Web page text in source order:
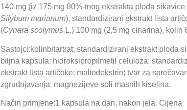
140 mg (iz 175 mg 80%-tnog ekstrakta ploda sikavice
Silybum marianum), standardizirani ekstrakt lista
(Cynara scolymus L.) 100 mg (2,5 mg cinarina), kolin
Sastojci:kolinbitartrat; standardizirani ekstrakt ploda
biljna kapsula: hidroksipropilmetil celuloza;
ekstrakt lista artičoke; maltodekstrin; tvar za
zgrudnjavanja: magnezijeve soli masnih kiselina.
Način primjene:1 kapsula na dan, nakon jela. Cijena